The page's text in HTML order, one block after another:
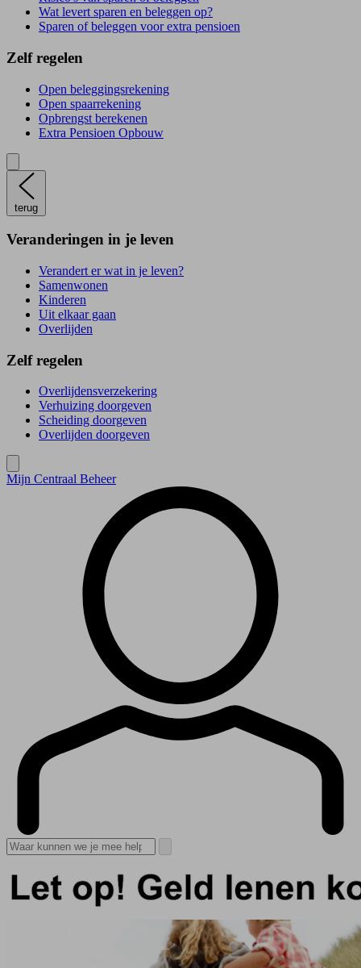
Wat levert sparen en beleggen op?
Sparen of beleggen voor extra pensioen
Zelf regelen
Open beleggingsrekening
Open spaarrekening
Opbrengst berekenen
Extra Pensioen Opbouw
terug
Veranderingen in je leven
Verandert er wat in je leven?
Samenwonen
Kinderen
Uit elkaar gaan
Overlijden
Zelf regelen
Overlijdensverzekering
Verhuizing doorgeven
Scheiding doorgeven
Overlijden doorgeven
Mijn Centraal Beheer